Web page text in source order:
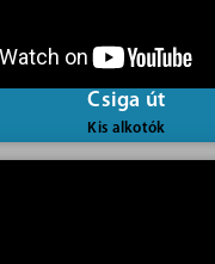
Csiga út
Kis alkotók